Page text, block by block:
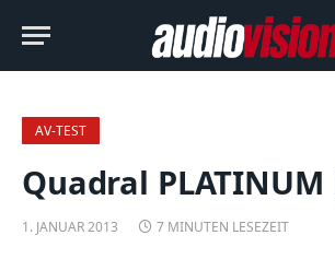
AV-TEST
Quadral PLATINUM
1. JANUAR 2013 7 MINUTEN LESEZEIT